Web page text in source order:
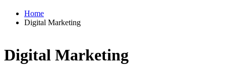
Home
Digital Marketing
Digital Marketing